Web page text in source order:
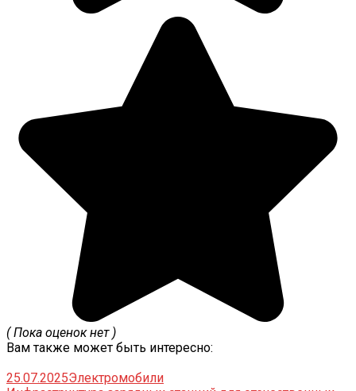
( Пока оценок нет )
Вам также может быть интересно:
25.07.2025Электромобили